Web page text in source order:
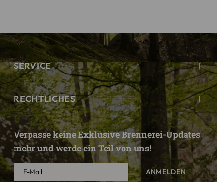
Verpasse keine Exklusive Brennerei-Updates
mehr und werde ein Teil von uns!
ANMELDEN
SERVICE
RECHTLICHES